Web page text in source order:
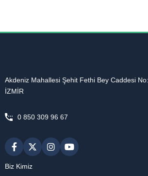
Akdeniz Mahallesi Şehit Fethi Bey Caddesi
İZMİR
0 850 309 96 67
Biz Kimiz